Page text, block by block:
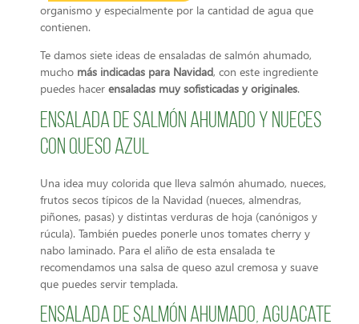
organismo y especialmente por la cantidad de agua que
contienen.
Te damos siete ideas de ensaladas de salmón ahumado,
mucho más indicadas para Navidad, con este ingrediente
puedes hacer ensaladas muy sofisticadas y originales.
Ensalada de salmón ahumado y nueces
con queso azul
Una idea muy colorida que lleva salmón ahumado, nueces,
frutos secos típicos de la Navidad (nueces, almendras,
piñones, pasas) y distintas verduras de hoja (canónigos y
rúcula). También puedes ponerle unos tomates cherry y
nabo laminado. Para el aliño de esta ensalada te
recomendamos una salsa de queso azul cremosa y suave
que puedes servir templada.
Ensalada de salmón ahumado, aguacate